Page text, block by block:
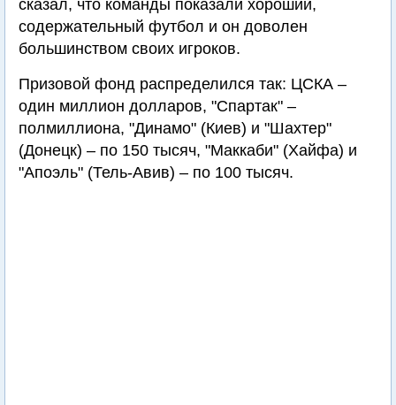
сказал, что команды показали хороший,
содержательный футбол и он доволен
большинством своих игроков.
Призовой фонд распределился так: ЦСКА –
один миллион долларов, "Спартак" –
полмиллиона, "Динамо" (Киев) и "Шахтер"
(Донецк) – по 150 тысяч, "Маккаби" (Хайфа) и
"Апоэль" (Тель-Авив) – по 100 тысяч.